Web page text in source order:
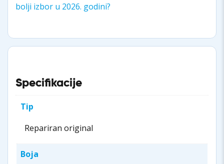
bolji izbor u 2026. godini?
Specifikacije
Tip
Repariran original
Boja